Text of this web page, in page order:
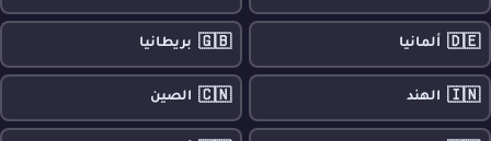
🇩🇪 ألمانيا 🇬🇧 بريطانيا
🇮🇳 الهند 🇨🇳 الصين